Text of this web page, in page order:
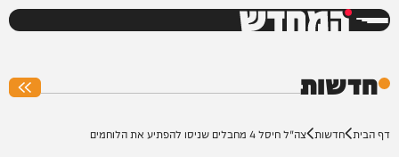
המחדש
חדשות
דף הבית חדשות צה"ל חיסל 4 מחבלים שניסו להפתיע את הלוחמים